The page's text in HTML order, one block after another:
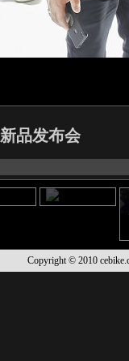
品发布会
Copyright © 2010